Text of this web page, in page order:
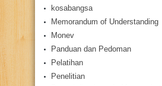
kosabangsa
Memorandum of Understanding
Monev
Panduan dan Pedoman
Pelatihan
Penelitian